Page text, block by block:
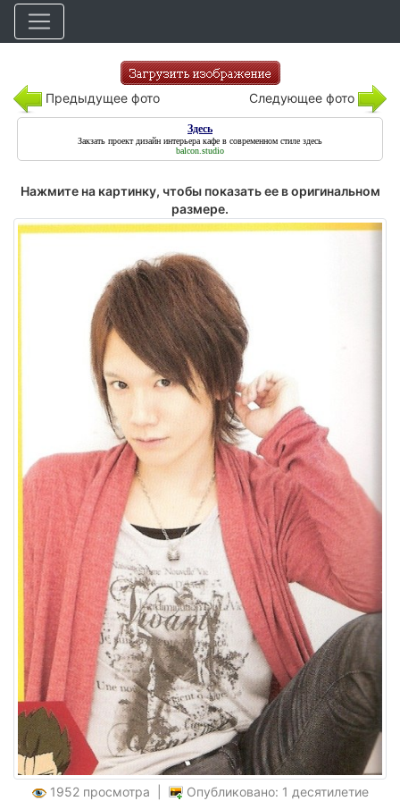
Предыдущее фото Следующее фото
Здесь
Закзать проект дизайн интерьера кафе в современном стиле здесь
balcon.studio
Нажмите на картинку, чтобы показать ее в оригинальном
размере.
1952 просмотра | Опубликовано: 1 десятилетие